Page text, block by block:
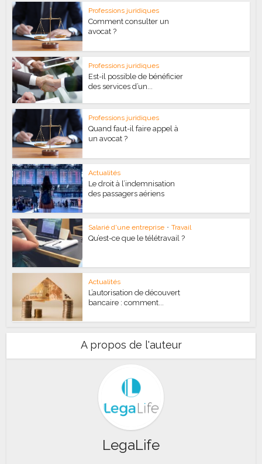
Professions juridiques
Comment consulter un
avocat ?
Professions juridiques
Est-il possible de bénéficier
des services d’un...
Professions juridiques
Quand faut-il faire appel à
un avocat ?
Actualités
Le droit à l’indemnisation
des passagers aériens
Salarié d'une entreprise • Travail
Qu’est-ce que le télétravail ?
Actualités
L’autorisation de découvert
bancaire : comment...
A propos de l'auteur
LegaLife